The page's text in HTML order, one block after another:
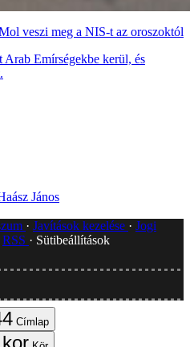
veszi meg a NIS-t az oroszoktól
Arab Emírségekbe kerül, és
János
Javítások kezelése
Jogi
RSS
Sütibeállítások
Címlap